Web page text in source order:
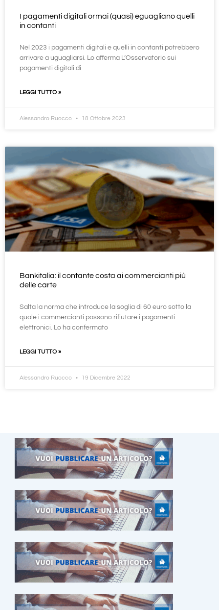
I pagamenti digitali ormai (quasi) eguagliano quelli
in contanti
Nel 2023 i pagamenti digitali e quelli in contanti potrebbero
arrivare a uguagliarsi. Lo afferma L’Osservatorio sui
pagamenti digitali di
LEGGI TUTTO »
Alessandro Ruocco 18 Ottobre 2023
Bankitalia: il contante costa ai commercianti più
delle carte
Salta la norma che introduce la soglia di 60 euro sotto la
quale i commercianti possono rifiutare i pagamenti
elettronici. Lo ha confermato
LEGGI TUTTO »
Alessandro Ruocco 19 Dicembre 2022